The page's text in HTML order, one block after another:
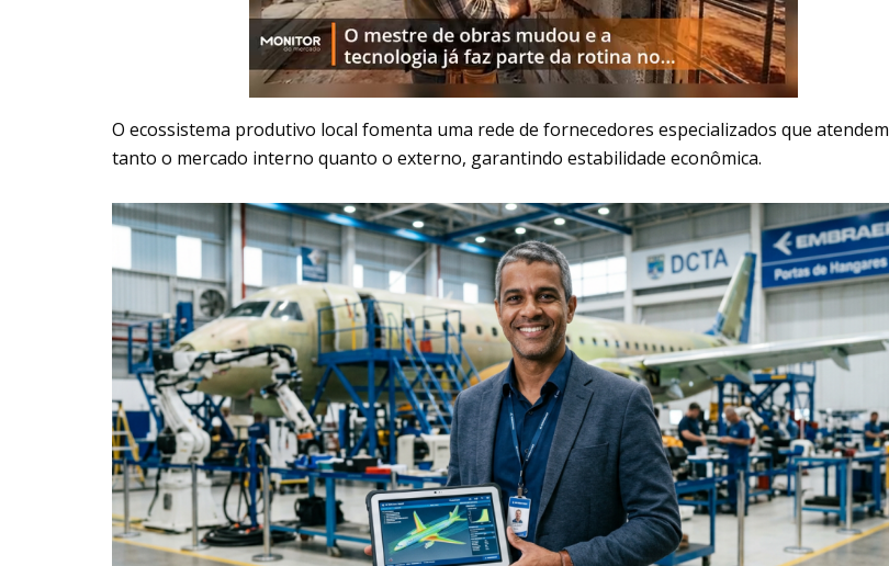
O ecossistema produtivo local fomenta uma rede de fornecedores especializados que atendem
tanto o mercado interno quanto o externo, garantindo estabilidade econômica.